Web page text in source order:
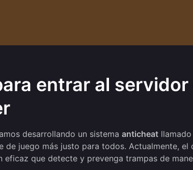
entrar al
desarrollando un sistemaanticheat llamado
de juego más justo para todos. Actualmente,
eficaz que detecte y prevenga trampas de